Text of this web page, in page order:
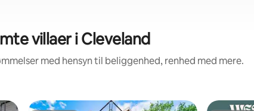
villaer i Cleveland
med hensyn til beliggenhed, renhed med mere.